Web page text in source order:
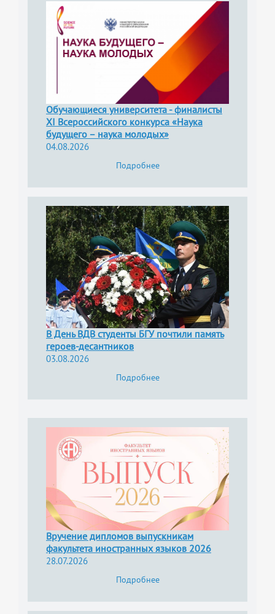
Обучающиеся университета - финалисты
XI Всероссийского конкурса «Наука
будущего – наука молодых»
04.08.2026
Подробнее
В День ВДВ студенты БГУ почтили память
героев-десантников
03.08.2026
Подробнее
Вручение дипломов выпускникам
факультета иностранных языков 2026
28.07.2026
Подробнее